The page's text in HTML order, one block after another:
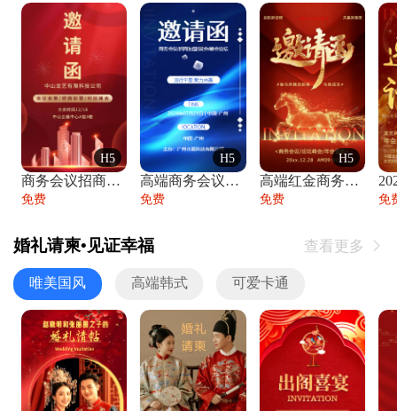
H5
商务会议招商展会科技峰会邀请函年会邀请
免费
H5
高端商务会议招商加盟展会峰会论坛邀请函
免费
H5
高端红金商务会议年会年终盛典答谢邀请函
免费 免
婚礼请柬•见证幸福 查看更多 
唯美国风 高端韩式 可爱卡通